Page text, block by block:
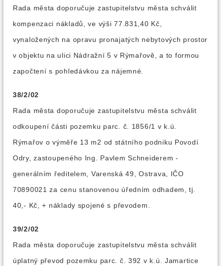
Rada města doporučuje zastupitelstvu města schválit
kompenzaci nákladů, ve výši 77.831,40 Kč,
vynaložených na opravu pronajatých nebytových prostor
v objektu na ulici Nádražní 5 v Rýmařově, a to formou
započtení s pohledávkou za nájemné.
38/2/02
Rada města doporučuje zastupitelstvu města schválit
odkoupení části pozemku parc. č. 1856/1 v k.ú.
Rýmařov o výměře 13 m2 od státního podniku Povodí
Odry, zastoupeného Ing. Pavlem Schneiderem -
generálním ředitelem, Varenská 49, Ostrava, IČO
70890021 za cenu stanovenou úředním odhadem, tj.
40,- Kč, + náklady spojené s převodem.
39/2/02
Rada města doporučuje zastupitelstvu města schválit
úplatný převod pozemku parc. č. 392 v k.ú. Jamartice